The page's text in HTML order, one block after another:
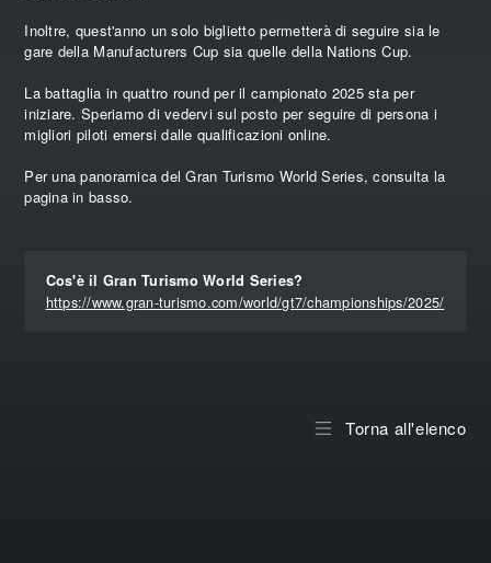
Inoltre, quest'anno un solo biglietto permetterà di seguire sia le
gare della Manufacturers Cup sia quelle della Nations Cup.
La battaglia in quattro round per il campionato 2025 sta per
iniziare. Speriamo di vedervi sul posto per seguire di persona i
migliori piloti emersi dalle qualificazioni online.
Per una panoramica del Gran Turismo World Series, consulta la
pagina in basso.
Cos'è il Gran Turismo World Series?
https://www.gran-turismo.com/world/gt7/championships/2025/
Torna all'elenco